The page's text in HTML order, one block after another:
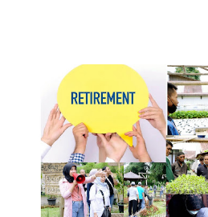
masih kental di Kampung daerah
keseharian seperi memasak , sampai
berkesenian. Memasak makanan
seru di Kampung Lembang . Info
Pendidikan, Outbound dengan
Bandung, hubungi kami .